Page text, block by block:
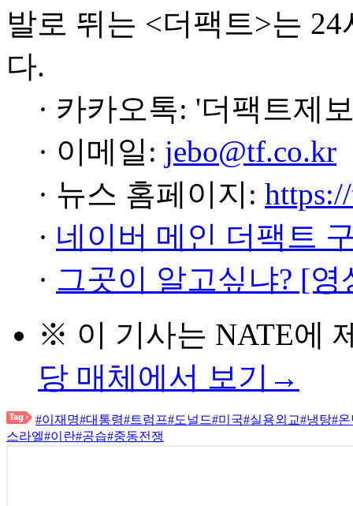
발로 뛰는 <더팩트>는
다.
· 카카오톡: '더팩트제
· 이메일: jebo@tf.co.kr
· 뉴스 홈페이지:
· 네이버 메인 더팩트
· 그곳이 알고싶냐? [
※ 이 기사는 NATE에
당 매체에서 보기→
#이재명#대통령#트럼프#도널드#미국#실용외교#냉탕#
스라엘#이란#공습#중동전쟁